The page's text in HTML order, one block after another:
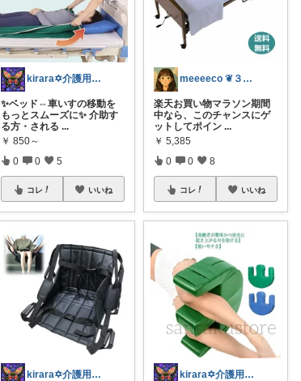
kirara✡介護用品🌈
✨ベッド⇔車いすの移動を
もっとスムーズに✨ 介助す
る方・される ...
￥ 850～
0 0 5
コレ いいね
kirara✡介護用品🌈
meeeeco ❦３児ママ ❦
楽天お買い物マラソン期間
中なら、このチャンスにゲ
ットしてポイン ...
￥ 5,385
0 0 8
コレ いいね
kirara✡介護用品🌈